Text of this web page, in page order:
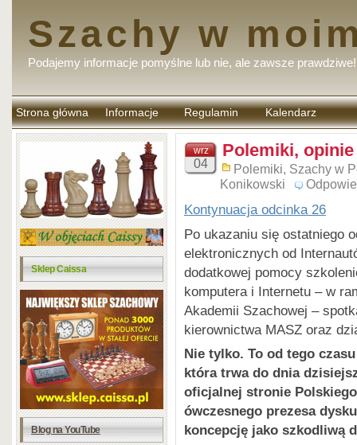
Szachy w
Podajemy informacje pomyślne lub nie, ale zawsze prawdziwe!
Strona główna Informacje Regulamin
komentarzy
Kalendarz
Sklep Caissa
Blog na YouTube
wrz
04
Polemiki, opinie
Polemiki, Szachy w
Konikowski
Kontynuacja odcinka 26
Po ukazaniu się ostatniego
elektronicznych od
dodatkowej pomocy
komputera i Internetu – w
Akademii Szachowej –
kierownictwa MASZ oraz
Nie tylko. To od tego
która trwa do dnia
oficjalnej stronie
ówczesnego prezesa
koncepcję jako szkodliwą